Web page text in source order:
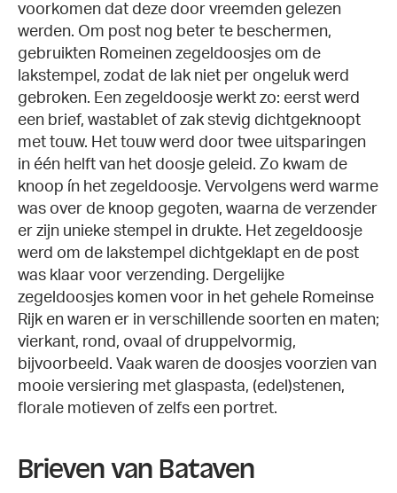
voorkomen dat deze door vreemden gelezen
werden. Om post nog beter te beschermen,
gebruikten Romeinen zegeldoosjes om de
lakstempel, zodat de lak niet per ongeluk werd
gebroken. Een zegeldoosje werkt zo: eerst werd
een brief, wastablet of zak stevig dichtgeknoopt
met touw. Het touw werd door twee uitsparingen
in één helft van het doosje geleid. Zo kwam de
knoop ín het zegeldoosje. Vervolgens werd warme
was over de knoop gegoten, waarna de verzender
er zijn unieke stempel in drukte. Het zegeldoosje
werd om de lakstempel dichtgeklapt en de post
was klaar voor verzending. Dergelijke
zegeldoosjes komen voor in het gehele Romeinse
Rijk en waren er in verschillende soorten en maten;
vierkant, rond, ovaal of druppelvormig,
bijvoorbeeld. Vaak waren de doosjes voorzien van
mooie versiering met glaspasta, (edel)stenen,
florale motieven of zelfs een portret.
Brieven van Bataven